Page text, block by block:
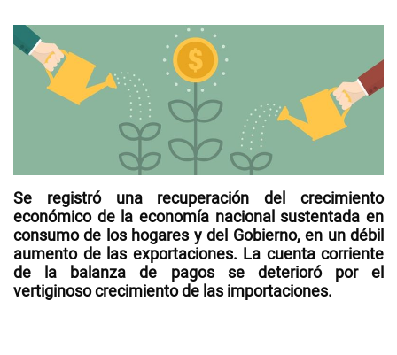
Juegos
NEWSLETTERS
Se registró una recuperación del crecimiento
económico de la economía nacionalsustentada en
consumo de los hogares y del Gobierno, en un débil
aumento de las exportaciones. La cuenta corriente
de la balanza de pagos se deterioró por el
vertiginosocrecimientode las importaciones.